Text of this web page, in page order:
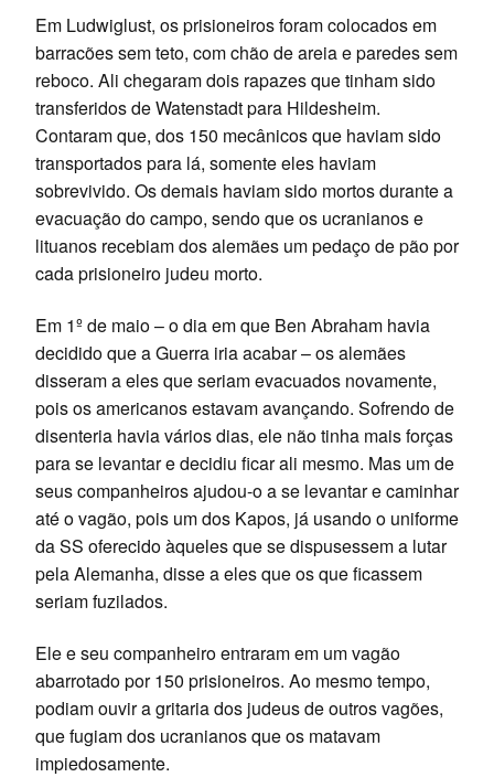
Em Ludwiglust, os prisioneiros foram colocados em
barracões sem teto, com chão de areia e paredes sem
reboco. Ali chegaram dois rapazes que tinham sido
transferidos de Watenstadt para Hildesheim.
Contaram que, dos 150 mecânicos que haviam sido
transportados para lá, somente eles haviam
sobrevivido. Os demais haviam sido mortos durante a
evacuação do campo, sendo que os ucranianos e
lituanos recebiam dos alemães um pedaço de pão por
cada prisioneiro judeu morto.
Em 1º de maio – o dia em que Ben Abraham havia
decidido que a Guerra iria acabar – os alemães
disseram a eles que seriam evacuados novamente,
pois os americanos estavam avançando. Sofrendo de
disenteria havia vários dias, ele não tinha mais forças
para se levantar e decidiu ficar ali mesmo. Mas um de
seus companheiros ajudou-o a se levantar e caminhar
até o vagão, pois um dos Kapos, já usando o uniforme
da SS oferecido àqueles que se dispusessem a lutar
pela Alemanha, disse a eles que os que ficassem
seriam fuzilados.
Ele e seu companheiro entraram em um vagão
abarrotado por 150 prisioneiros. Ao mesmo tempo,
podiam ouvir a gritaria dos judeus de outros vagões,
que fugiam dos ucranianos que os matavam
impiedosamente.